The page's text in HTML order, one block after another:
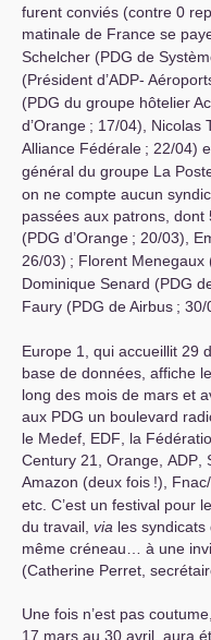
furent conviés (contre 0
matinale de France se
Schelcher (PDG de
(Président d’ADP-
(PDG du groupe hôtelier
d’Orange ; 17/04), Nicolas
Alliance Fédérale ; 22/04)
général du groupe La
on ne compte aucun
passées aux patrons, dont
(PDG d’Orange ; 20/03),
26/03) ; Florent Menegaux
Dominique Senard (PDG
Faury (PDG de Airbus ; 30/
Europe 1, qui accueillit 29
base de données, affiche
long des mois de mars et
aux PDG un boulevard
le Medef, EDF , la
Century 21, Orange, ADP
Amazon (deux fois !),
etc. C’est un festival pour
du travail, via les
même créneau… à une
(Catherine Perret,
Une fois n’est pas
17 mars au 30 avril, aura